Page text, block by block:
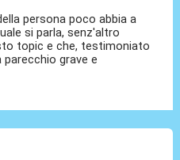
persona poco abbia a
si parla, senz'altro
topic e che, testimoniato
parecchio grave e